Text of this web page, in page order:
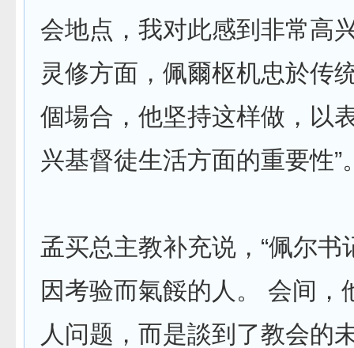
会地点，我对此感到非常高
灵修方面，佩爾枢机忠於传
個場合，他坚持这样做，以
兴基督徒生活方面的重要性”
孟买总主教补充说，“佩尔书
因考验而氣餒的人。 会间，
人问题，而是談到了教会的